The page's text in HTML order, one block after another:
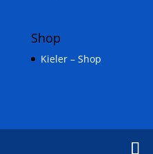
Shop
Kieler – Shop